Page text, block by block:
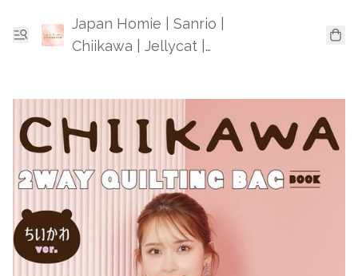
Japan Homie | Sanrio |
Chiikawa | Jellycat |